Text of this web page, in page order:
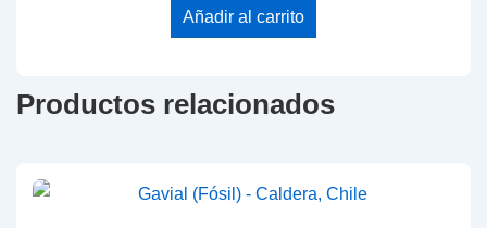
Añadir al carrito
Productos relacionados